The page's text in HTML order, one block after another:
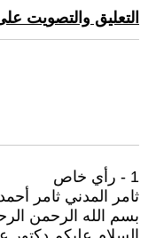
التعليق والتصويت
1 - رأي خاص
ثامر المدني ثامر أحمد الحسناوي
بسم الله الرحمن